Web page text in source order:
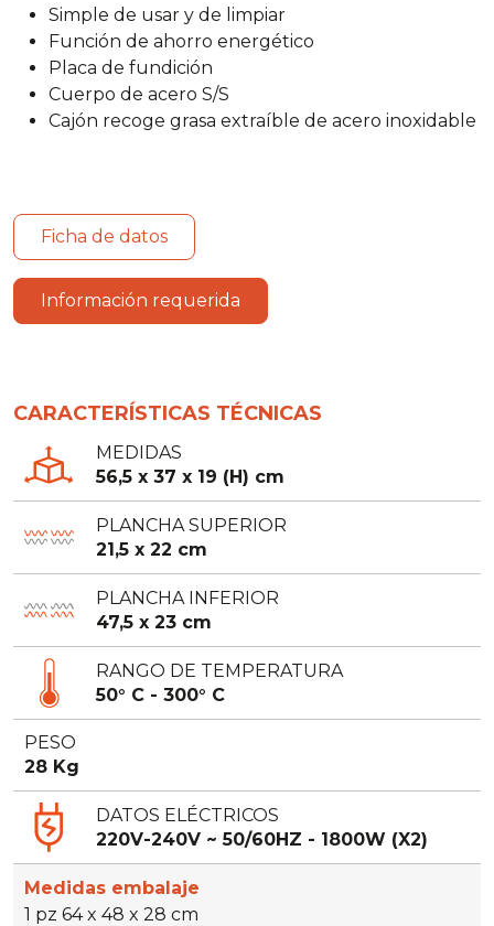
Simple de usar y de limpiar
Función de ahorro energético
Placa de fundición
Cuerpo de acero S/S
Cajón recoge grasa extraíble de acero inoxidable
Ficha de datos
Información requerida
CARACTERÍSTICAS TÉCNICAS
MEDIDAS
56,5 x 37 x 19 (H) cm
PLANCHA SUPERIOR
21,5 x 22 cm
PLANCHA INFERIOR
47,5 x 23 cm
RANGO DE TEMPERATURA
50° C - 300° C
PESO
28 Kg
DATOS ELÉCTRICOS
220V-240V ~ 50/60HZ - 1800W (X2)
Medidas embalaje
1 pz 64 x 48 x 28 cm